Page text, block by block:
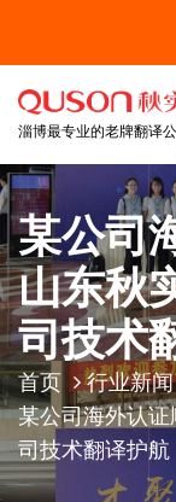
正
淄博最专业的老牌翻译
某公司
山东秋
司技术
首页
行业新闻
某公司海外认
司技术翻译护航